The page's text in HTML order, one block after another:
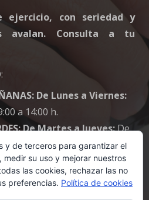
ejercicio, con seriedad y
avalan. Consulta a tu
De Lunes a Viernes:
a 14:00 h.
De Martes a Jueves:De
a 19:00 h.
y de terceros para garantizar el
su uso y mejorar nuestros
las cookies, rechazar las no
preferencias. Política de cookies